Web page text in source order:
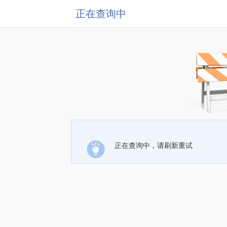
正在查询中
正在查询中，请刷新重试